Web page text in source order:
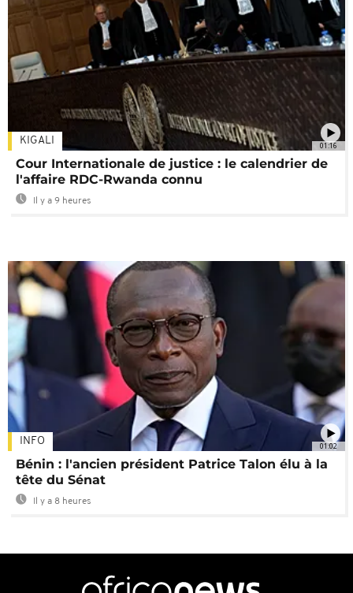
01:16
KIGALI
Cour Internationale de justice : le calendrier de
l'affaire RDC-Rwanda connu
Il y a 9 heures
01:02
INFO
Bénin : l'ancien président Patrice Talon élu à la
tête du Sénat
Il y a 8 heures